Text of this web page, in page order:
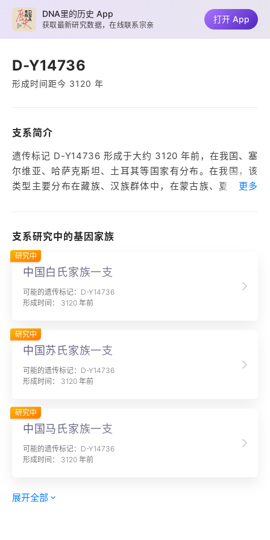
D-Y14736
形成时间距今 3120 年
支系简介
遗传标记 D-Y14736 形成于大约 3120 年前，在我国、塞
尔维亚、哈萨克斯坦、土耳其等国家有分布。在我国，该
类型主要分布在藏族、汉族群体中，在蒙古族、夏尔巴人
该类型在 2000 年内有较强烈的人口增长，集中分布在西
0.29%。
更多
支系研究中的基因家族
中国白氏家族一支
可能的遗传标记：D-Y14736
形成时间： 3120 年前
研究中
中国苏氏家族一支
可能的遗传标记：D-Y14736
形成时间： 3120 年前
研究中
中国马氏家族一支
可能的遗传标记：D-Y14736
形成时间： 3120 年前
研究中
展开全部
DNA里的历史 App
获取最新研究数据，在线联系宗亲
打开 App